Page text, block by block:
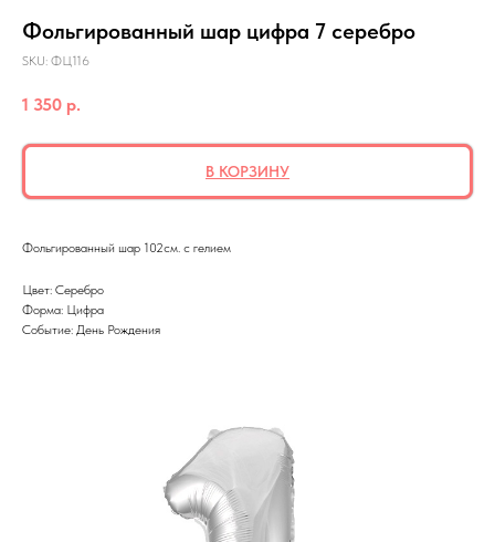
Фольгированный шар цифра 7 серебро
SKU: ФЦ116
1 350 р.
В КОРЗИНУ
Фольгированный шар 102см. с гелием
Цвет: Серебро
Форма: Цифра
Событие: День Рождения